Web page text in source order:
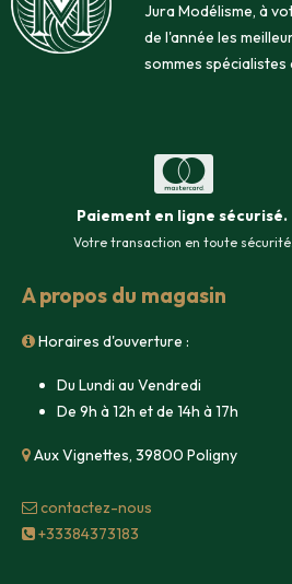
Jura Modélisme, à
de l'année les
sommes
Paiement en ligne sécurisé.
Votre transaction en toute sécurité.
A propos du magasin
Horaires d'ouverture :
Du Lundi au Vendredi
De 9h à 12h et de 14h à 17h
Aux Vignettes, 39800 Poligny
contacte​z-nous
+33384373183